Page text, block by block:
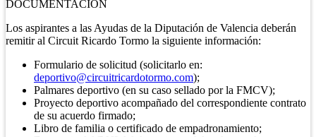
DOCUMENTACIÓN
Los aspirantes a las Ayudas de la Diputación de Valencia deberán
remitir al Circuit Ricardo Tormo la siguiente información:
Formulario de solicitud (solicitarlo en:
deportivo@circuitricardotormo.com);
Palmares deportivo (en su caso sellado por la FMCV);
Proyecto deportivo acompañado del correspondiente contrato
de su acuerdo firmado;
Libro de familia o certificado de empadronamiento;